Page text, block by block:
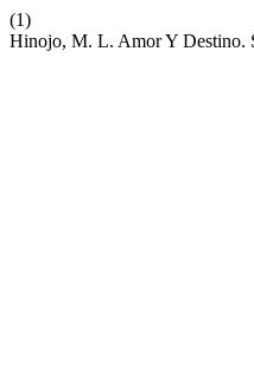
(1)
Hinojo, M. L. Amor Y Destino.